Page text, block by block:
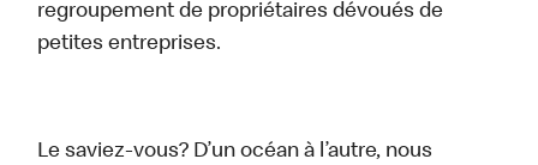
regroupement de propriétaires dévoués de
petites entreprises.
Le saviez-vous? D’un océan à l’autre, nous